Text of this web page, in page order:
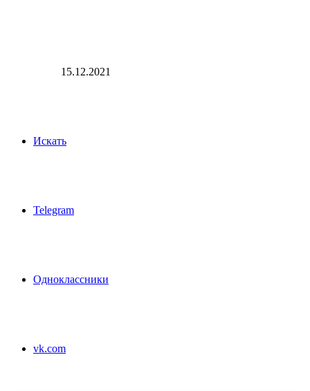
15.12.2021
Искать
Telegram
Одноклассники
vk.com